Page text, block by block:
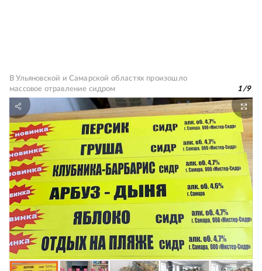
В Ульяновской и Самарской областях произошло
массовое отравление сидром
1/9